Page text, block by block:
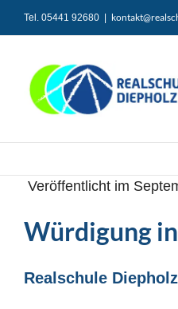
Zum
Inhalt
Tel. 05441 92680
Veröffentlicht im
Würdigung
Realschule